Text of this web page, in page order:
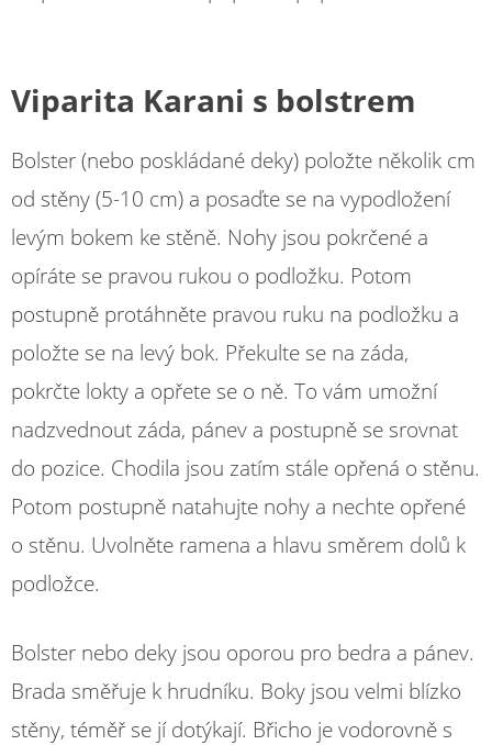
Viparita Karani s bolstrem
Bolster (nebo poskládané deky) položte několik cm
od stěny (5-10 cm) a posaďte se na vypodložení
levým bokem ke stěně. Nohy jsou pokrčené a
opíráte se pravou rukou o podložku. Potom
postupně protáhněte pravou ruku na podložku a
položte se na levý bok. Překulte se na záda,
pokrčte lokty a opřete se o ně. To vám umožní
nadzvednout záda, pánev a postupně se srovnat
do pozice. Chodila jsou zatím stále opřená o stěnu.
Potom postupně natahujte nohy a nechte opřené
o stěnu. Uvolněte ramena a hlavu směrem dolů k
podložce.
Bolster nebo deky jsou oporou pro bedra a pánev.
Brada směřuje k hrudníku. Boky jsou velmi blízko
stěny, téměř se jí dotýkají. Břicho je vodorovně s